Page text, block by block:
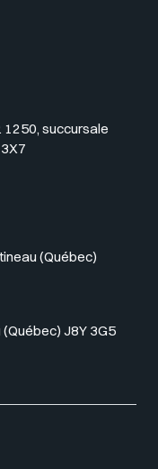
1250, succursale
(Québec)
J8Y 3G5